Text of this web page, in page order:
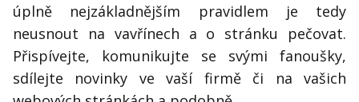
úplně nejzákladnějším pravidlem je tedy
neusnout na vavřínech a o stránku pečovat.
Přispívejte, komunikujte se svými fanoušky,
sdílejte novinky ve vaší firmě či na vašich